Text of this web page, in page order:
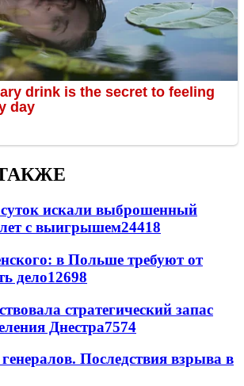
искали выброшенный
с выигрышем24418
в Польше требуют от
дело12698
стратегический запас
Днестра7574
Последствия взрыва в